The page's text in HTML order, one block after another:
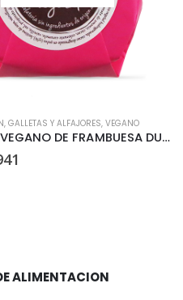
, GALLETAS Y ALFAJORES, VEGANO
ALFAJOR VEGANO DE FRAMBUESA DULZURA VEGETAL 35GR
ALIMENTACION